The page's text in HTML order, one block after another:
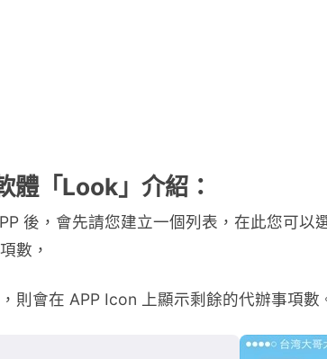
體「Look」介紹：
後，會先請您建立一個列表，在此您可以
數，
則會在 APP Icon 上顯示剩餘的代辦事項數